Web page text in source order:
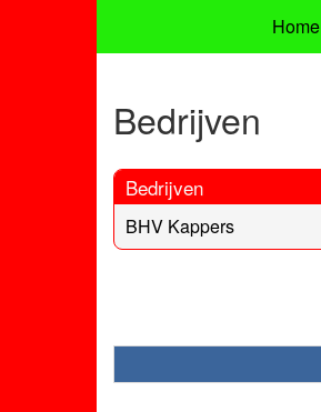
Home
Bedrijven
Bedrijven
BHV Kappers